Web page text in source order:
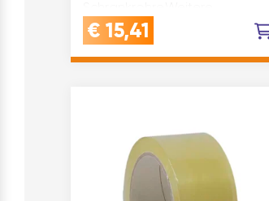
Einsatzgebiete sind
Gegenstände die auf
empfindlichen Oberflächen
€ 15,41